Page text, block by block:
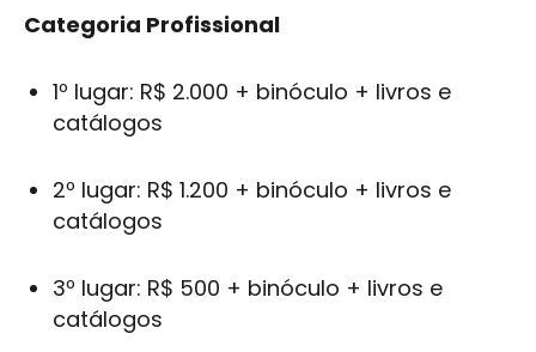
Categoria Profissional
1º lugar: R$ 2.000 + binóculo + livros e
catálogos
2º lugar: R$ 1.200 + binóculo + livros e
catálogos
3º lugar: R$ 500 + binóculo + livros e
catálogos